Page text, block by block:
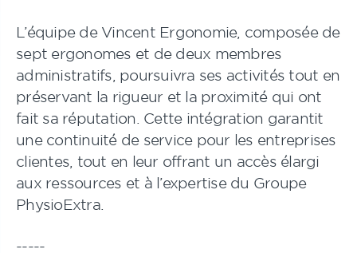
L’équipe de Vincent Ergonomie, composée de
sept ergonomes et de deux membres
administratifs, poursuivra ses activités tout en
préservant la rigueur et la proximité qui ont
fait sa réputation. Cette intégration garantit
une continuité de service pour les entreprises
clientes, tout en leur offrant un accès élargi
aux ressources et à l’expertise du Groupe
PhysioExtra.
-----